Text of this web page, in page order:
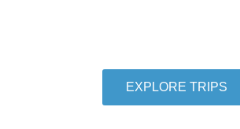
EXPLORE TRIPS